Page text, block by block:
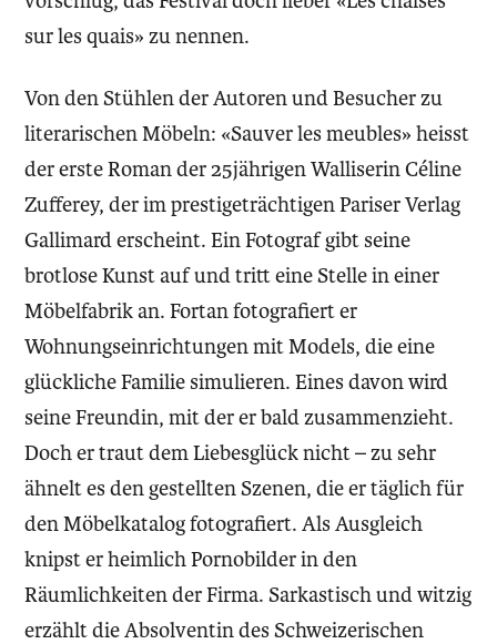
sur les quais» zu nennen.
Von den Stühlen der Autoren und Besucher zu
literarischen Möbeln: «Sauver les meubles» heisst
der erste Roman der 25jährigen Walliserin Céline
Zufferey, der im prestigeträchtigen Pariser Verlag
Gallimard erscheint. Ein Fotograf gibt seine
brotlose Kunst auf und tritt eine Stelle in einer
Möbelfabrik an. Fortan fotografiert er
Wohnungseinrichtungen mit Models, die eine
glückliche Familie simulieren. Eines davon wird
seine Freundin, mit der er bald zusammenzieht.
Doch er traut dem Liebesglück nicht – zu sehr
ähnelt es den gestellten Szenen, die er täglich für
den Möbelkatalog fotografiert. Als Ausgleich
knipst er heimlich Pornobilder in den
Räumlichkeiten der Firma. Sarkastisch und witzig
erzählt die Absolventin des Schweizerischen